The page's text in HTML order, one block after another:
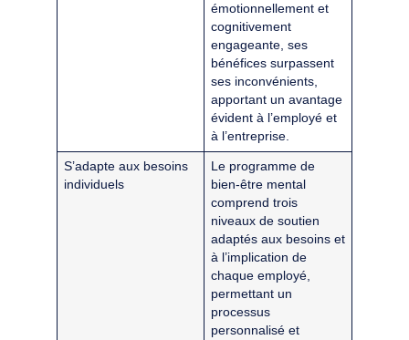
émotionnellement et
cognitivement
engageante, ses
bénéfices surpassent
ses inconvénients,
apportant un avantage
évident à l’employé et
à l’entreprise.
S’adapte aux besoins
individuels
Le programme de
bien-être mental
comprend trois
niveaux de soutien
adaptés aux besoins et
à l’implication de
chaque employé,
permettant un
processus
personnalisé et